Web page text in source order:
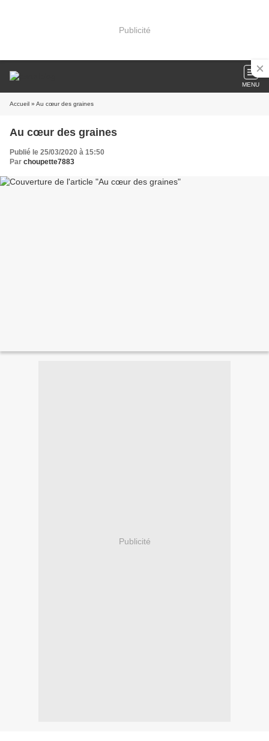
Publicité
MENU
Accueil » Au cœur des graines
Au cœur des graines
Publié le 25/03/2020 à 15:50
Par choupette7883
Publicité